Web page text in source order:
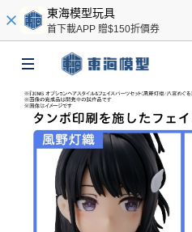
東海模型玩具
首下載APP 贈$150折價券